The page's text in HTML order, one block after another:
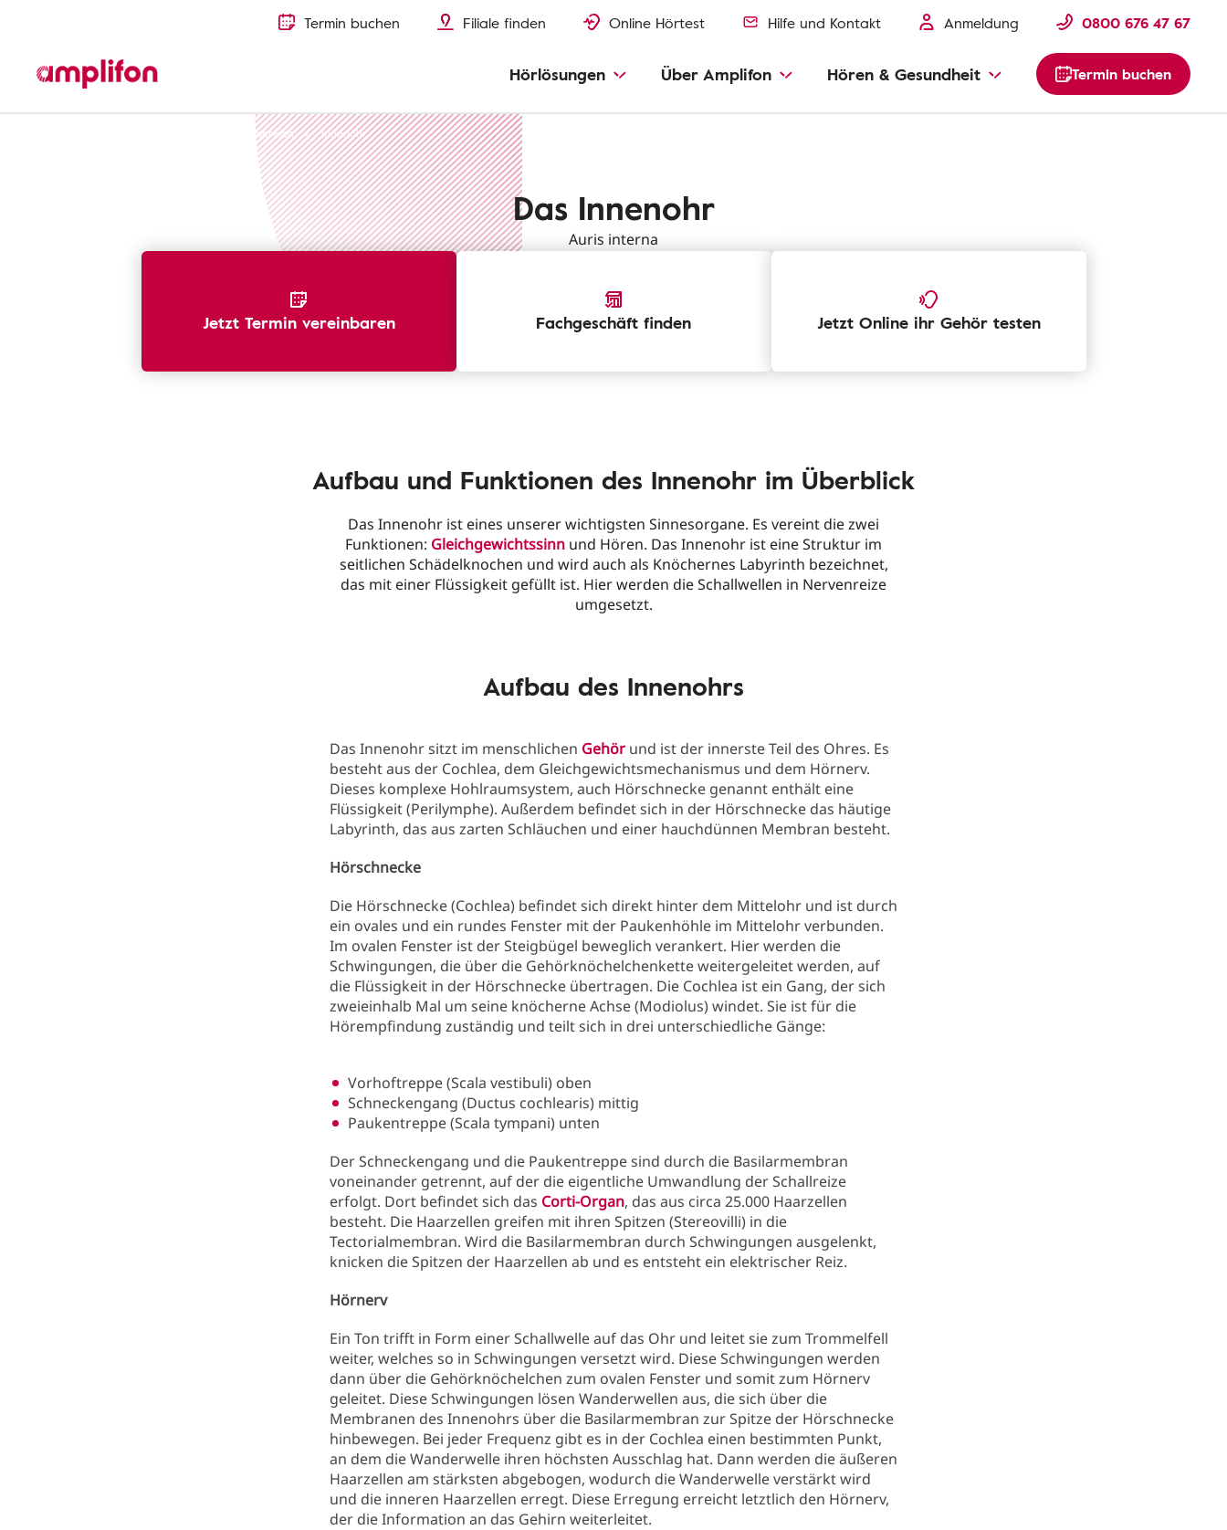
Termin buchen Filiale finden Online Hörtest Hilfe und Kontakt Anmeldung 0800 676 47 67
Hörlösungen Über Amplifon Hören & Gesundheit Termin buchen
Menschlicher Hörbereich Innenohr
Das Innenohr
Auris interna
Jetzt Termin vereinbaren Fachgeschäft finden Jetzt Online ihr Gehör testen
Aufbau und Funktionen des Innenohr im Überblick
Das Innenohr ist eines unserer wichtigsten Sinnesorgane. Es vereint die zwei
Funktionen: Gleichgewichtssinn und Hören. Das Innenohr ist eine Struktur im
seitlichen Schädelknochen und wird auch als Knöchernes Labyrinth bezeichnet,
das mit einer Flüssigkeit gefüllt ist. Hier werden die Schallwellen in Nervenreize
umgesetzt.
Aufbau des Innenohrs
Das Innenohr sitzt im menschlichen Gehör und ist der innerste Teil des Ohres. Es
besteht aus der Cochlea, dem Gleichgewichtsmechanismus und dem Hörnerv.
Dieses komplexe Hohlraumsystem, auch Hörschnecke genannt enthält eine
Flüssigkeit (Perilymphe). Außerdem befindet sich in der Hörschnecke das häutige
Labyrinth, das aus zarten Schläuchen und einer hauchdünnen Membran besteht.
Hörschnecke
Die Hörschnecke (Cochlea) befindet sich direkt hinter dem Mittelohr und ist durch
ein ovales und ein rundes Fenster mit der Paukenhöhle im Mittelohr verbunden.
Im ovalen Fenster ist der Steigbügel beweglich verankert. Hier werden die
Schwingungen, die über die Gehörknöchelchenkette weitergeleitet werden, auf
die Flüssigkeit in der Hörschnecke übertragen. Die Cochlea ist ein Gang, der sich
zweieinhalb Mal um seine knöcherne Achse (Modiolus) windet. Sie ist für die
Hörempfindung zuständig und teilt sich in drei unterschiedliche Gänge:
Vorhoftreppe (Scala vestibuli) oben
Schneckengang (Ductus cochlearis) mittig
Paukentreppe (Scala tympani) unten
Der Schneckengang und die Paukentreppe sind durch die Basilarmembran
voneinander getrennt, auf der die eigentliche Umwandlung der Schallreize
erfolgt. Dort befindet sich das Corti-Organ, das aus circa 25.000 Haarzellen
besteht. Die Haarzellen greifen mit ihren Spitzen (Stereovilli) in die
Tectorialmembran. Wird die Basilarmembran durch Schwingungen ausgelenkt,
knicken die Spitzen der Haarzellen ab und es entsteht ein elektrischer Reiz.
Hörnerv
Ein Ton trifft in Form einer Schallwelle auf das Ohr und leitet sie zum Trommelfell
weiter, welches so in Schwingungen versetzt wird. Diese Schwingungen werden
dann über die Gehörknöchelchen zum ovalen Fenster und somit zum Hörnerv
geleitet. Diese Schwingungen lösen Wanderwellen aus, die sich über die
Membranen des Innenohrs über die Basilarmembran zur Spitze der Hörschnecke
hinbewegen. Bei jeder Frequenz gibt es in der Cochlea einen bestimmten Punkt,
an dem die Wanderwelle ihren höchsten Ausschlag hat. Dann werden die äußeren
Haarzellen am stärksten abgebogen, wodurch die Wanderwelle verstärkt wird
und die inneren Haarzellen erregt. Diese Erregung erreicht letztlich den Hörnerv,
der die Information an das Gehirn weiterleitet.